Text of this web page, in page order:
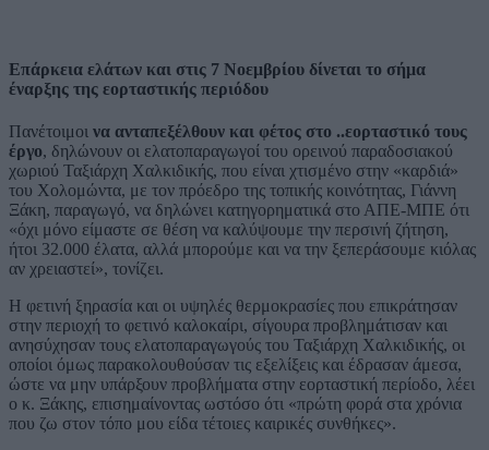
Επάρκεια ελάτων και στις 7 Νοεμβρίου δίνεται το σήμα
έναρξης της εορταστικής περιόδου
Πανέτοιμοι να ανταπεξέλθουν και φέτος στο ..εορταστικό τους
έργο, δηλώνουν οι ελατοπαραγωγοί του ορεινού παραδοσιακού
χωριού Ταξιάρχη Χαλκιδικής, που είναι χτισμένο στην «καρδιά»
του Χολομώντα, με τον πρόεδρο της τοπικής κοινότητας, Γιάννη
Ξάκη, παραγωγό, να δηλώνει κατηγορηματικά στο ΑΠΕ-ΜΠΕ ότι
«όχι μόνο είμαστε σε θέση να καλύψουμε την περσινή ζήτηση,
ήτοι 32.000 έλατα, αλλά μπορούμε και να την ξεπεράσουμε κιόλας
αν χρειαστεί», τονίζει.
Η φετινή ξηρασία και οι υψηλές θερμοκρασίες που επικράτησαν
στην περιοχή το φετινό καλοκαίρι, σίγουρα προβλημάτισαν και
ανησύχησαν τους ελατοπαραγωγούς του Ταξιάρχη Χαλκιδικής, οι
οποίοι όμως παρακολουθούσαν τις εξελίξεις και έδρασαν άμεσα,
ώστε να μην υπάρξουν προβλήματα στην εορταστική περίοδο, λέει
ο κ. Ξάκης, επισημαίνοντας ωστόσο ότι «πρώτη φορά στα χρόνια
που ζω στον τόπο μου είδα τέτοιες καιρικές συνθήκες».